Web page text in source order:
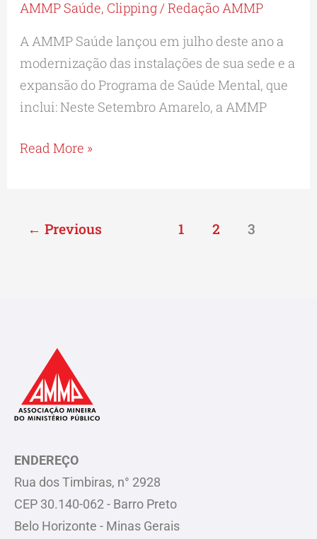
AMMP Saúde, Clipping/Redação AMMP
A AMMP Saúde lançou em julho deste ano a
modernização das instalações de sua sede e a
expansão do Programa de Saúde Mental, que
inclui: Neste Setembro Amarelo, a AMMP
Read More »
← Previous 1 2 3
ENDEREÇO
Rua dos Timbiras, n° 2928
CEP 30.140-062 - Barro Preto
Belo Horizonte - Minas Gerais